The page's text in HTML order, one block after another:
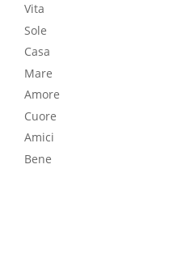
Vita
Sole
Casa
Mare
Amore
Cuore
Amici
Bene